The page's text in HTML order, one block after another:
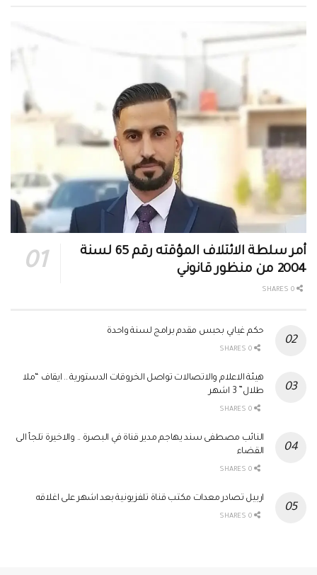
أمر سلطة الائتلاف المؤقته رقم 65 لسنة
2004 من منظور قانوني
حكم غيابي بحبس مقدم برامج لسنة واحدة
هيئة الاعلام والاتصالات تواصل الخروقات الدستورية .. ايقاف “ملا
طلال” 3 اشهر
النائب مصطفى سند يهاجم مدير قناة في البصرة .. والاخيرة تلجأ الى
القضاء
اربيل تصادر معدات مكتب قناة تلفزيونية بعد اشهر على اغلاقه